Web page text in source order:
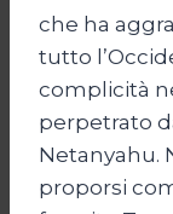
che ha
tutto
complicità
perpetrato
Netanyahu.
proporsi